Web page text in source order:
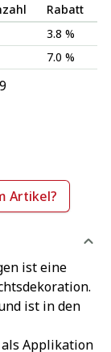
Rabatt
3.8 %
7.0 %
Artikel?
ist eine
ist in den
Applikation